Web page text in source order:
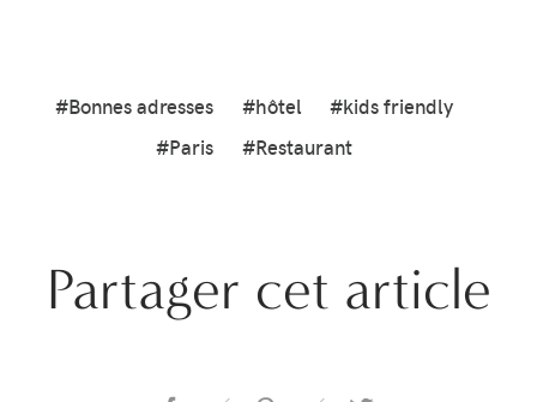
#Bonnes adresses #hôtel
#kids friendly
#Paris
#Restaurant
Partager cet article